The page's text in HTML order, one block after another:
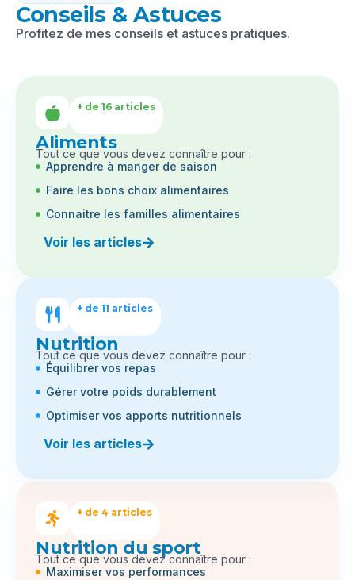
Conseils & Astuces
Profitez de mes conseils et astuces pratiques.
+ de 16 articles
Aliments
Tout ce que vous devez connaître pour :
Apprendre à manger de saison
Faire les bons choix alimentaires
Connaitre les familles alimentaires
Voir les articles
+ de 11 articles
Nutrition
Tout ce que vous devez connaître pour :
Équilibrer vos repas
Gérer votre poids durablement
Optimiser vos apports nutritionnels
Voir les articles
+ de 4 articles
Nutrition du sport
Tout ce que vous devez connaître pour :
Maximiser vos performances